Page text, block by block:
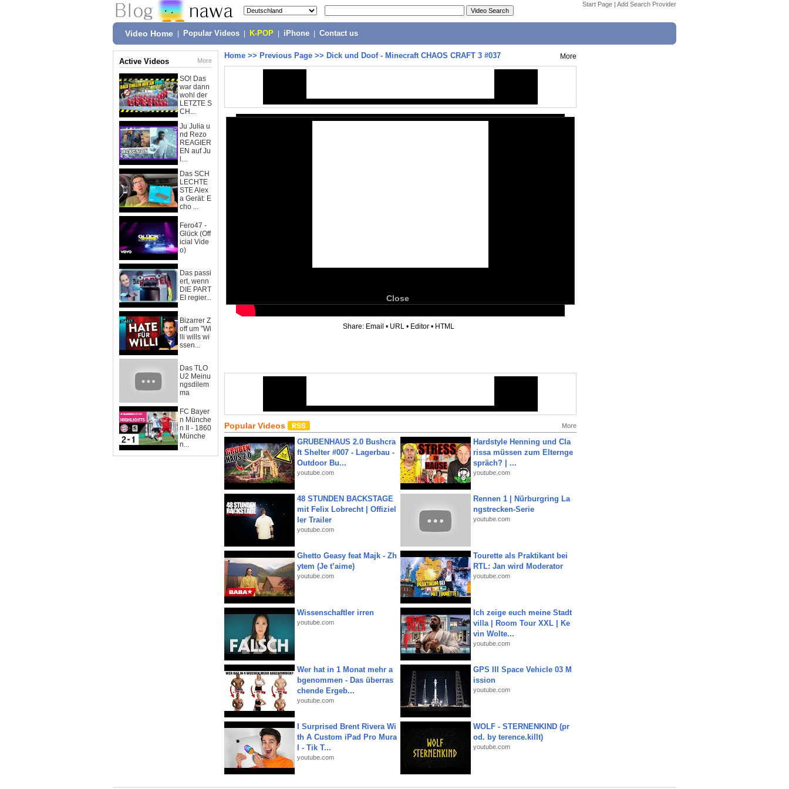
Start Page | Add Search Provider
Video Home Popular Videos K-POP iPhone Contact us
Active Videos More
SO! Das
war dann
wohl der
LETZTE S
CH...
Ju Julia u
nd Rezo
REAGIER
EN auf Ju
l...
Das SCH
LECHTE
STE Alex
a Gerät: E
cho ...
Fero47 -
Glück (Off
icial Vide
o)
Das passi
ert, wenn
DIE PART
EI regier...
Bizarrer Z
off um "Wi
lli wills wi
ssen...
Das TLO
U2 Meinu
ngsdilem
ma
FC Bayer
n Münche
n II - 1860
Münche
n...
Home >> Previous Page >> Dick und Doof - Minecraft CHAOS CRAFT 3 #037 More
Close
Share: Email • URL • Editor • HTML
Popular Videos More
GRUBENHAUS 2.0 Bushcra
ft Shelter #007 - Lagerbau -
Outdoor Bu...
youtube.com
Hardstyle Henning und Cla
rissa müssen zum Elternge
spräch? | ...
youtube.com
48 STUNDEN BACKSTAGE
mit Felix Lobrecht | Offiziel
ler Trailer
youtube.com
Rennen 1 | Nürburgring La
ngstrecken-Serie
youtube.com
Ghetto Geasy feat Majk - Zh
ytem (Je t’aime)
youtube.com
Tourette als Praktikant bei
RTL: Jan wird Moderator
youtube.com
Wissenschaftler irren
youtube.com
Ich zeige euch meine Stadt
villa | Room Tour XXL | Ke
vin Wolte...
youtube.com
Wer hat in 1 Monat mehr a
bgenommen - Das überras
chende Ergeb...
youtube.com
GPS III Space Vehicle 03 M
ission
youtube.com
I Surprised Brent Rivera Wi
th A Custom iPad Pro Mura
l - Tik T...
youtube.com
WOLF - STERNENKIND (pr
od. by terence.killt)
youtube.com